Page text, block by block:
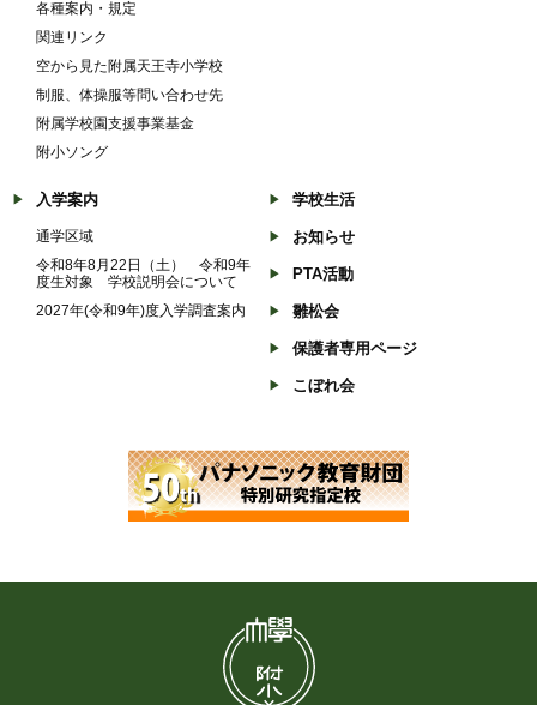
各種案内・規定
関連リンク
空から見た附属天王寺小学校
制服、体操服等問い合わせ先
附属学校園支援事業基金
附小ソング
入学案内
通学区域
令和8年8月22日（土） 令和9年
度生対象 学校説明会について
2027年(令和9年)度入学調査案内
学校生活
お知らせ
PTA活動
雛松会
保護者専用ページ
こぼれ会